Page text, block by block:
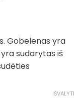
Gobelenas yra
sudarytas iš
IŠVALYTI